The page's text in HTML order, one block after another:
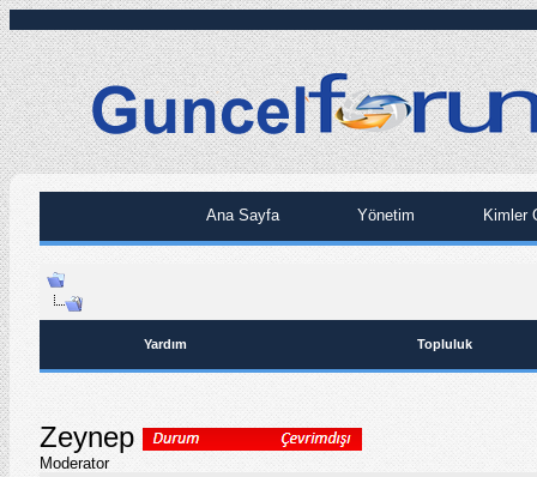
Ana Sayfa Yönetim Kimler
Yardım Topluluk
Zeynep
Moderator